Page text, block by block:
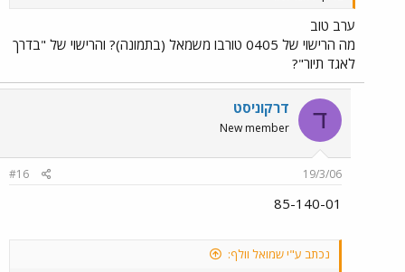
ערב טוב
מה הרישוי של 0405 טורבו משמאל (בתמונה)? והרישוי של "בדרך
לאגד תיור"?
ד דרקוניסט
New member
19/3/06
#16
85-140-01
נכתב ע"י שמואל וולף: